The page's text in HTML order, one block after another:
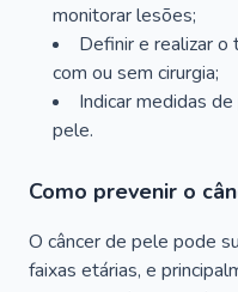
monitorar lesões;
Definir e realizar o
com ou sem cirurgia;
Indicar medidas
pele.
Como prevenir o
O câncer de pele pode
faixas etárias, e